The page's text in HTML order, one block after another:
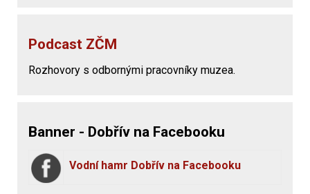
Podcast ZČM
Rozhovory s odbornými pracovníky muzea.
Banner - Dobřív na Facebooku
Vodní hamr Dobřív na Facebooku